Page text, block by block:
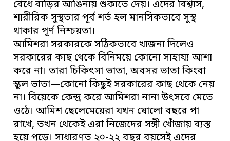
বেঁধে বাড়ির আঙিনায় শুকাতে দেয়। এদের বিশ্বাস,
শারীরিক সুস্থতার পূর্ব শর্ত হল মানসিকভাবে সুস্থ
থাকার পূর্ণ নিশ্চয়তা।
আমিশরা সরকারকে সঠিকভাবে খাজনা দিলেও
সরকারের কাছ থেকে বিনিময়ে কোনো সাহায্য আশা
করে না। তারা চিকিৎসা ভাতা, অবসর ভাতা কিংবা
স্কুল ভাতা—কোনো কিছুই সরকারের কাছ থেকে নেয়
না। বিয়েকে কেন্দ্র করে আমিশরা নানা উৎসবে মেতে
ওঠে। আমিশ ছেলেমেয়েরা যখন ষোলো বছরে পা
রাখে, তখন থেকেই এরা নিজেদের সঙ্গী খোঁজায় ব্যস্ত
হয়ে পড়ে। সাধারণত ২০-২২ বছর বয়সেই এদের